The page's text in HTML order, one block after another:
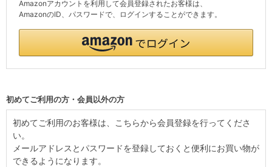
Amazonアカウントを利用して会員登録されたお客様は、
AmazonのID、パスワードで、ログインすることができます。
初めてご利用の方・会員以外の方
初めてご利用のお客様は、こちらから会員登録を行ってくださ
い。
メールアドレスとパスワードを登録しておくと便利にお買い物が
できるようになります。